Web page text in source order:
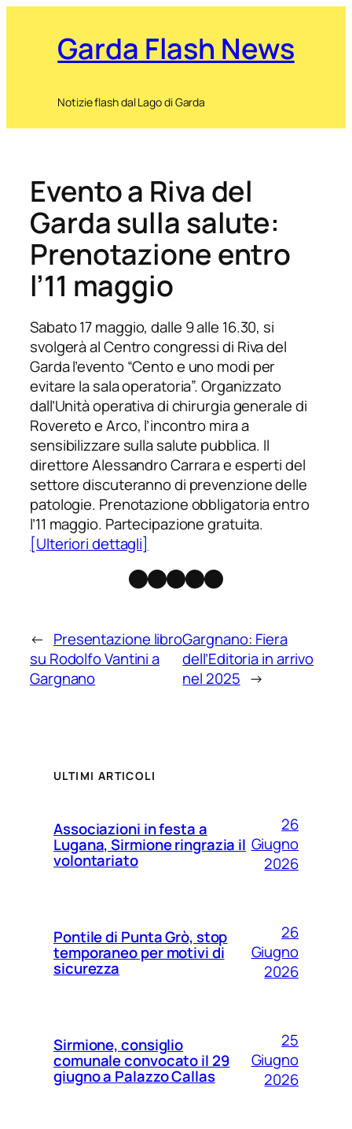
Garda Flash News
Notizie flash dal Lago di Garda
Evento a Riva del
Garda sulla salute:
Prenotazione entro
l’11 maggio
Sabato 17 maggio, dalle 9 alle 16.30, si
svolgerà al Centro congressi di Riva del
Garda l’evento “Cento e uno modi per
evitare la sala operatoria”. Organizzato
dall’Unità operativa di chirurgia generale di
Rovereto e Arco, l’incontro mira a
sensibilizzare sulla salute pubblica. Il
direttore Alessandro Carrara e esperti del
settore discuteranno di prevenzione delle
patologie. Prenotazione obbligatoria entro
l’11 maggio. Partecipazione gratuita.
[Ulteriori dettagli]
Facebook
Instagram
X Threads
Telegram
← Presentazione libro
su Rodolfo Vantini a
Gargnano
Gargnano: Fiera
dell’Editoria in arrivo
nel 2025 →
ULTIMI ARTICOLI
Associazioni in festa a
Lugana, Sirmione ringrazia il
volontariato
26
Giugno
2026
Pontile di Punta Grò, stop
temporaneo per motivi di
sicurezza
26
Giugno
2026
Sirmione, consiglio
comunale convocato il 29
giugno a Palazzo Callas
25
Giugno
2026